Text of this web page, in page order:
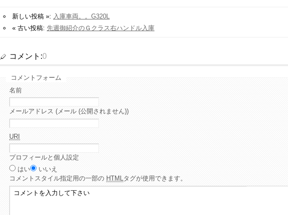
新しい投稿 »: 入庫車両。。G320L
« 古い投稿: 先週御紹介のＧクラス右ハンドル入庫
コメント:0
コメントフォーム
名前
メールアドレス (メール (公開されません))
URI
プロフィールと個人設定
はい
いいえ
コメント スタイル指定用の一部の HTMLタグが使用できます。